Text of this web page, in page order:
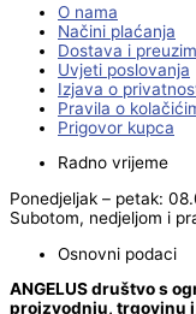
O nama
Načini plaćanja
Dostava i
Uvjeti poslovanja
Izjava o
Pravila o
Prigovor kupca
Radno vrijeme
Ponedjeljak – petak:
Subotom, nedjeljom i
Osnovni podaci
ANGELUS društvo s
proizvodnju, trgovinu